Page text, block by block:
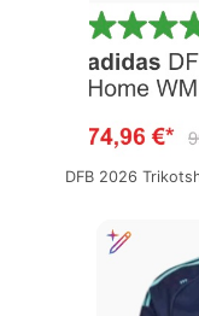
DFB 2026